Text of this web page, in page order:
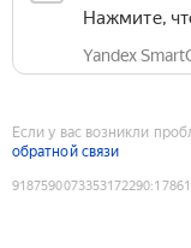
Нажмите,
Yandex
Если у вас возникли
обратной связи
9187590073353172290: